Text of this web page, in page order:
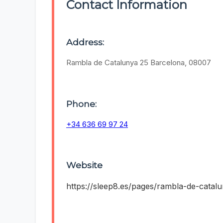
Contact Information
Address:
Rambla de Catalunya 25 Barcelona, 08007
Phone:
+34 636 69 97 24
Website
https://sleep8.es/pages/rambla-de-